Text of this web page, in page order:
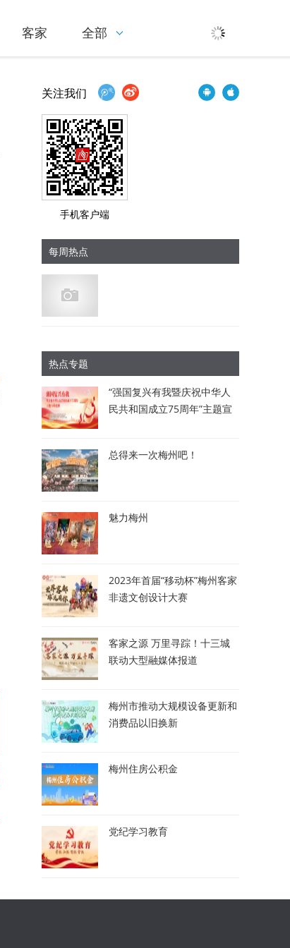
客家 全部
关注我们
手机客户端
每周热点
热点专题
“强国复兴有我暨庆祝中华人
民共和国成立75周年”主题宣
总得来一次梅州吧！
魅力梅州
2023年首届“移动杯”梅州客家
非遗文创设计大赛
客家之源 万里寻踪！十三城
联动大型融媒体报道
梅州市推动大规模设备更新和
消费品以旧换新
梅州住房公积金
党纪学习教育